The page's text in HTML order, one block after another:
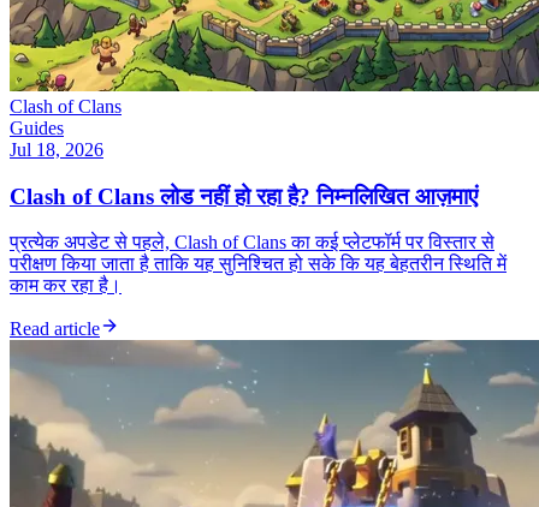
Clash of Clans
Guides
Jul 18, 2026
Clash of Clans लोड नहीं हो रहा है? निम्नलिखित आज़माएं
प्रत्येक अपडेट से पहले, Clash of Clans का कई प्लेटफॉर्म पर विस्तार से
परीक्षण किया जाता है ताकि यह सुनिश्चित हो सके कि यह बेहतरीन स्थिति में
काम कर रहा है।
Read article